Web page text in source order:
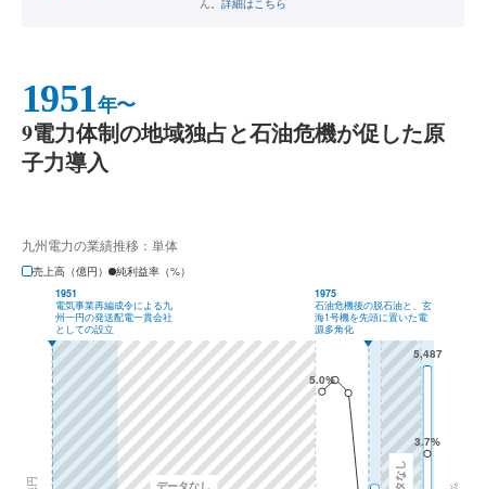
ん。 詳細はこちら
1951年〜
9電力体制の地域独占と石油危機が促した原
子力導入
九州電力の業績推移：単体
売上高（億円）
純利益率（%）